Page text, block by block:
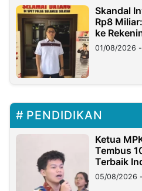
Skandal
Rp8
ke
Timur
01/08/2026 -
PENDIDIKAN
Ketua
Tembus
Terbaik
05/08/2026